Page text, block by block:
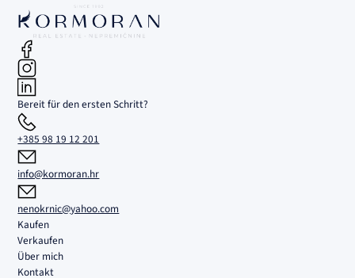
Bereit für den ersten Schritt?
+385 98 19 12 201
info@kormoran.hr
nenokrnic@yahoo.com
Kaufen
Verkaufen
Über mich
Kontakt